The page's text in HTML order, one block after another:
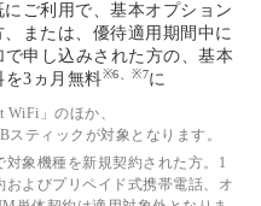
にご利用で、基本オプション
または、優待適用期間中に
申し込みされた方の、基本
を3ヵ月無料※6、※7に
」のほか、
スティックが対象となります。
象機種を新規契約された方。1
よびプリペイド式携帯電話、オ